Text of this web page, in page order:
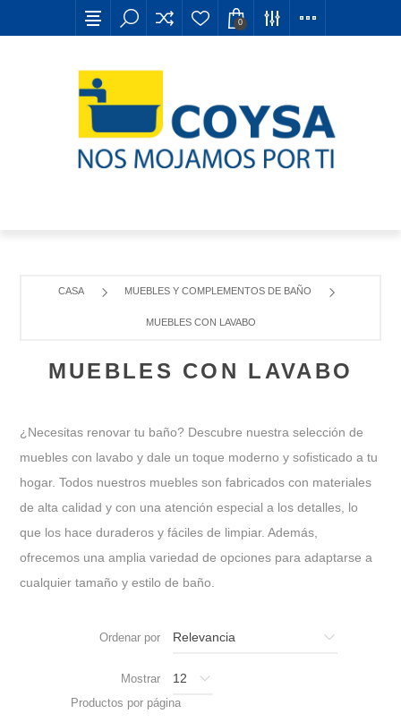
0
CASA MUEBLES Y COMPLEMENTOS DE BAÑO
MUEBLES CON LAVABO
MUEBLES CON LAVABO
¿Necesitas renovar tu baño? Descubre nuestra selección de
muebles con lavabo y dale un toque moderno y sofisticado a tu
hogar. Todos nuestros muebles son fabricados con materiales
de alta calidad y con una atención especial a los detalles, lo
que los hace duraderos y fáciles de limpiar. Además,
ofrecemos una amplia variedad de opciones para adaptarse a
cualquier tamaño y estilo de baño.
Ordenar por
Mostrar
Productos por página